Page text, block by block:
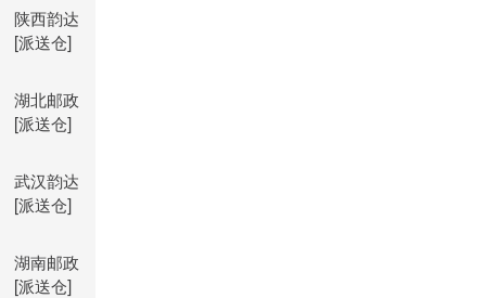
陕西韵达
[派送仓]
湖北邮政
[派送仓]
武汉韵达
[派送仓]
湖南邮政
[派送仓]